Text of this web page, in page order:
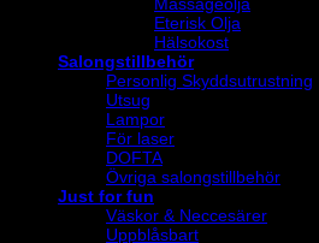
Eterisk Olja
Hälsokost
Salongstillbehör
Personlig Skyddsutrustning
Utsug
Lampor
För laser
DOFTA
Övriga salongstillbehör
Just for fun
Väskor & Neccesärer
Uppblåsbart